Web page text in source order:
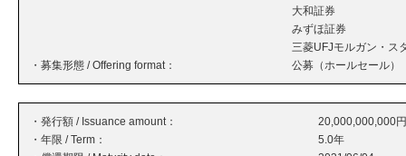
大和証券
みずほ証券
三菱UFJモルガン・ス
・募集形態 / Offering format：
公募（ホールセール）
・発行額 / Issuance amount：
20,000,000,000円
・年限 / Term：
5.0年